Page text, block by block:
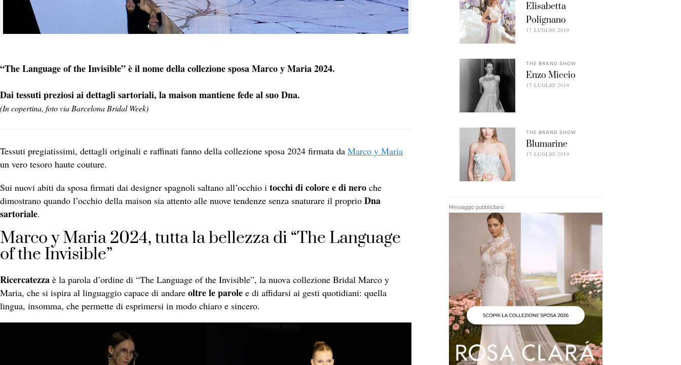
“The Language of the Invisible” è il nome della collezione sposa Marco y Maria 2024.
Dai tessuti preziosi ai dettagli sartoriali, la maison mantiene fede al suo Dna.
(In copertina, foto via Barcelona Bridal Week)
Tessuti pregiatissimi, dettagli originali e raffinati fanno della collezione sposa 2024 firmata da Marco y Maria
un vero tesoro haute couture.
Sui nuovi abiti da sposa firmati dai designer spagnoli saltano all’occhio i tocchi di colore e di nero che
dimostrano quando l’occhio della maison sia attento alle nuove tendenze senza snaturare il proprio Dna
sartoriale.
Marco y Maria 2024, tutta la bellezza di “The Language
of the Invisible”
Ricercatezza è la parola d’ordine di “The Language of the Invisible”, la nuova collezione Bridal Marco y
Maria, che si ispira al linguaggio capace di andare oltre le parole e di affidarsi ai gesti quotidiani: quella
lingua, insomma, che permette di esprimersi in modo chiaro e sincero.
Elisabetta
Polignano
17 LUGLIO 2019
THE BRAND SHOW
Enzo Miccio
17 LUGLIO 2019
THE BRAND SHOW
Blumarine
17 LUGLIO 2019
Messaggio pubblicitario